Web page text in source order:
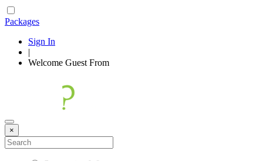
Packages
Sign In
|
Welcome Guest From
×